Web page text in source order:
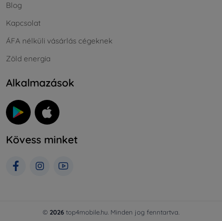
Blog
Kapcsolat
ÁFA nélküli vásárlás cégeknek
Zöld energia
Alkalmazások
Kövess minket
© 2026 top4mobile.hu. Minden jog fenntartva.